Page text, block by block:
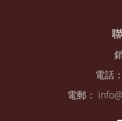
電話
電郵：